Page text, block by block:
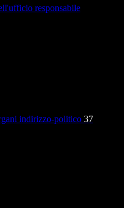
responsabile
indirizzo-politico 37